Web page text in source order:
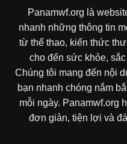
Panamwf.org là
nhanh những thông tin
từ thể thao, kiến thức
cho đến sức khỏe,
Chúng tôi mang đến nội
bạn nhanh chóng nắm
mỗi ngày. Panamwf.org
đơn giản, tiện lợi và